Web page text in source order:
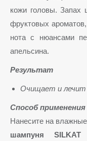
кожи головы. Запах
фруктовых
нота с нюансами
апельсина.
Результат
Очищает и лечит
Способ применения
Нанесите на
шампуня SILKAT